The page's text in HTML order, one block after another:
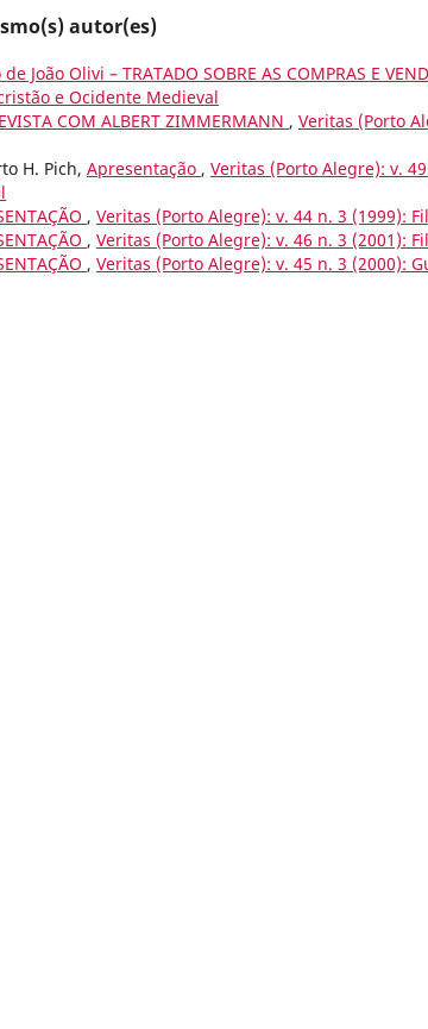
autor(es)
João Olivi – TRATADO SOBRE AS COMPRAS E
e Ocidente Medieval
COM ALBERT ZIMMERMANN , Veritas (Porto
H. Pich, Apresentação , Veritas (Porto Alegre): v.
, Veritas (Porto Alegre): v. 44 n. 3 (1999):
, Veritas (Porto Alegre): v. 46 n. 3 (2001):
, Veritas (Porto Alegre): v. 45 n. 3 (2000):